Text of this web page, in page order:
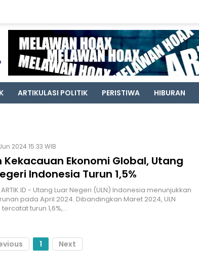
ARTIKULASI POLITIK PERISTIWA HIBURAN
2024 15:33 WIB
Kekacauan Ekonomi Global, Utang
Indonesia Turun 1,5%
ARTIK.ID - Utang Luar Negeri (ULN) Indonesia menunjukkan
pada April 2024. Dibandingkan Maret 2024, ULN
turun 1,6%,…
1 Next